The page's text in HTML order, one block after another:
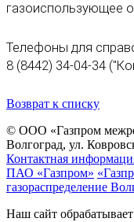
газоиспользующее
Телефоны для
8 (8442) 34-04-34
Возврат к списку
© ООО «Газпром
Волгоград, ул.
Контактная
ПАО «Газпром»
газораспределение
Наш сайт